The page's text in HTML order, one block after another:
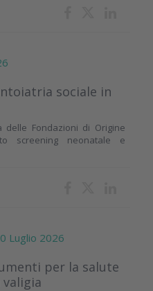
sociale in
delle Fondazioni di Origine
screening neonatale e
Luglio 2026
per la salute